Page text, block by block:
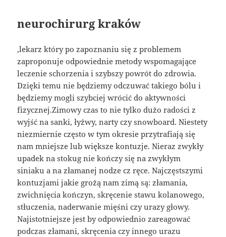
neurochirurg kraków
,lekarz który po zapoznaniu się z problemem
zaproponuje odpowiednie metody wspomagające
leczenie schorzenia i szybszy powrót do zdrowia.
Dzięki temu nie będziemy odczuwać takiego bólu i
będziemy mogli szybciej wrócić do aktywności
fizycznej.Zimowy czas to nie tylko dużo radości z
wyjść na sanki, łyżwy, narty czy snowboard. Niestety
niezmiernie często w tym okresie przytrafiają się
nam mniejsze lub większe kontuzje. Nieraz zwykły
upadek na stokug nie kończy się na zwykłym
siniaku a na złamanej nodze cz ręce. Najczęstszymi
kontuzjami jakie grożą nam zimą są: złamania,
zwichnięcia kończyn, skręcenie stawu kolanowego,
stłuczenia, naderwanie mięśni czy urazy głowy.
Najistotniejsze jest by odpowiednio zareagować
podczas złamani, skręcenia czy innego urazu